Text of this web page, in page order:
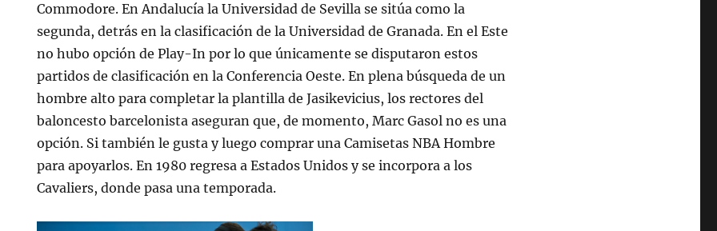
Commodore. En Andalucía la Universidad de Sevilla se sitúa como la
segunda, detrás en la clasificación de la Universidad de Granada. En el Este
no hubo opción de Play-In por lo que únicamente se disputaron estos
partidos de clasificación en la Conferencia Oeste. En plena búsqueda de un
hombre alto para completar la plantilla de Jasikevicius, los rectores del
baloncesto barcelonista aseguran que, de momento, Marc Gasol no es una
opción. Si también le gusta y luego comprar una Camisetas NBA Hombre
para apoyarlos. En 1980 regresa a Estados Unidos y se incorpora a los
Cavaliers, donde pasa una temporada.